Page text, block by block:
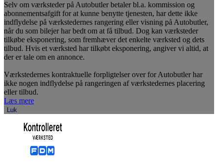
Selv om værksteder på Autobutler betaler bl.a. kommission og
abonnementsafgift for at kunne benytte tjenesten, har dette ikke
indflydelse på værkstedernes rangering eller visning på Autobutler,
når du som bilejer har bedt om at få tilbud. Dog kan værksteder
tilkøbe eksponering, som fremhæver det enkelte værksted og dets
tilbud. Hvis et værksted har tilkøbt eksponering, angiver vi altid, at
der er tale om en annonce.
Værkstedernes kontraktuelle forpligtelser over for Autobutler har
ikke nogen indflydelse på rangeringen af værkstedernes placering
eller tilbud.
Læs mere
Luk